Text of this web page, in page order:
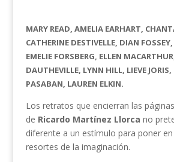
MARY READ, AMELIA EARHART,
CATHERINE DESTIVELLE, DIAN
EMELIE FORSBERG, ELLEN
DAUTHEVILLE, LYNN HILL, LIEVE JORIS,
PASABAN, LAUREN ELKIN.
Los retratos que encierran las
de Ricardo Martínez Llorca no
diferente a un estímulo para poner
resortes de la imaginación.